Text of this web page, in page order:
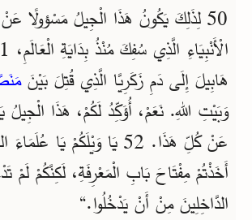
50 لِذَلِكَ يَكُونُ هَذَا الْجِيلُ مَسْؤولًا
هَابِيلَ إِلَى دَمِ زَكَرِيَّا الَّذِي قُتِلَ بَيْنَ
وَبَيْتِ اللهِ. نَعَمْ، أُؤَكِّدُ لَكُمْ، هَذَا
عَنْ كُلِّ هَذَا. 52 يَا وَيْلَكُمْ يَا
أَخَذْتُمْ مِفْتَاحَ بَابِ الْمَعْرِفَةِ، لَكِنَّكُمْ لَمْ
الدَّاخِلِينَ مِنْ أَنْ يَدْخُلُوا.“